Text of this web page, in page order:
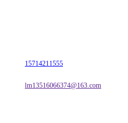
15714211555
lm13516066374@163.com